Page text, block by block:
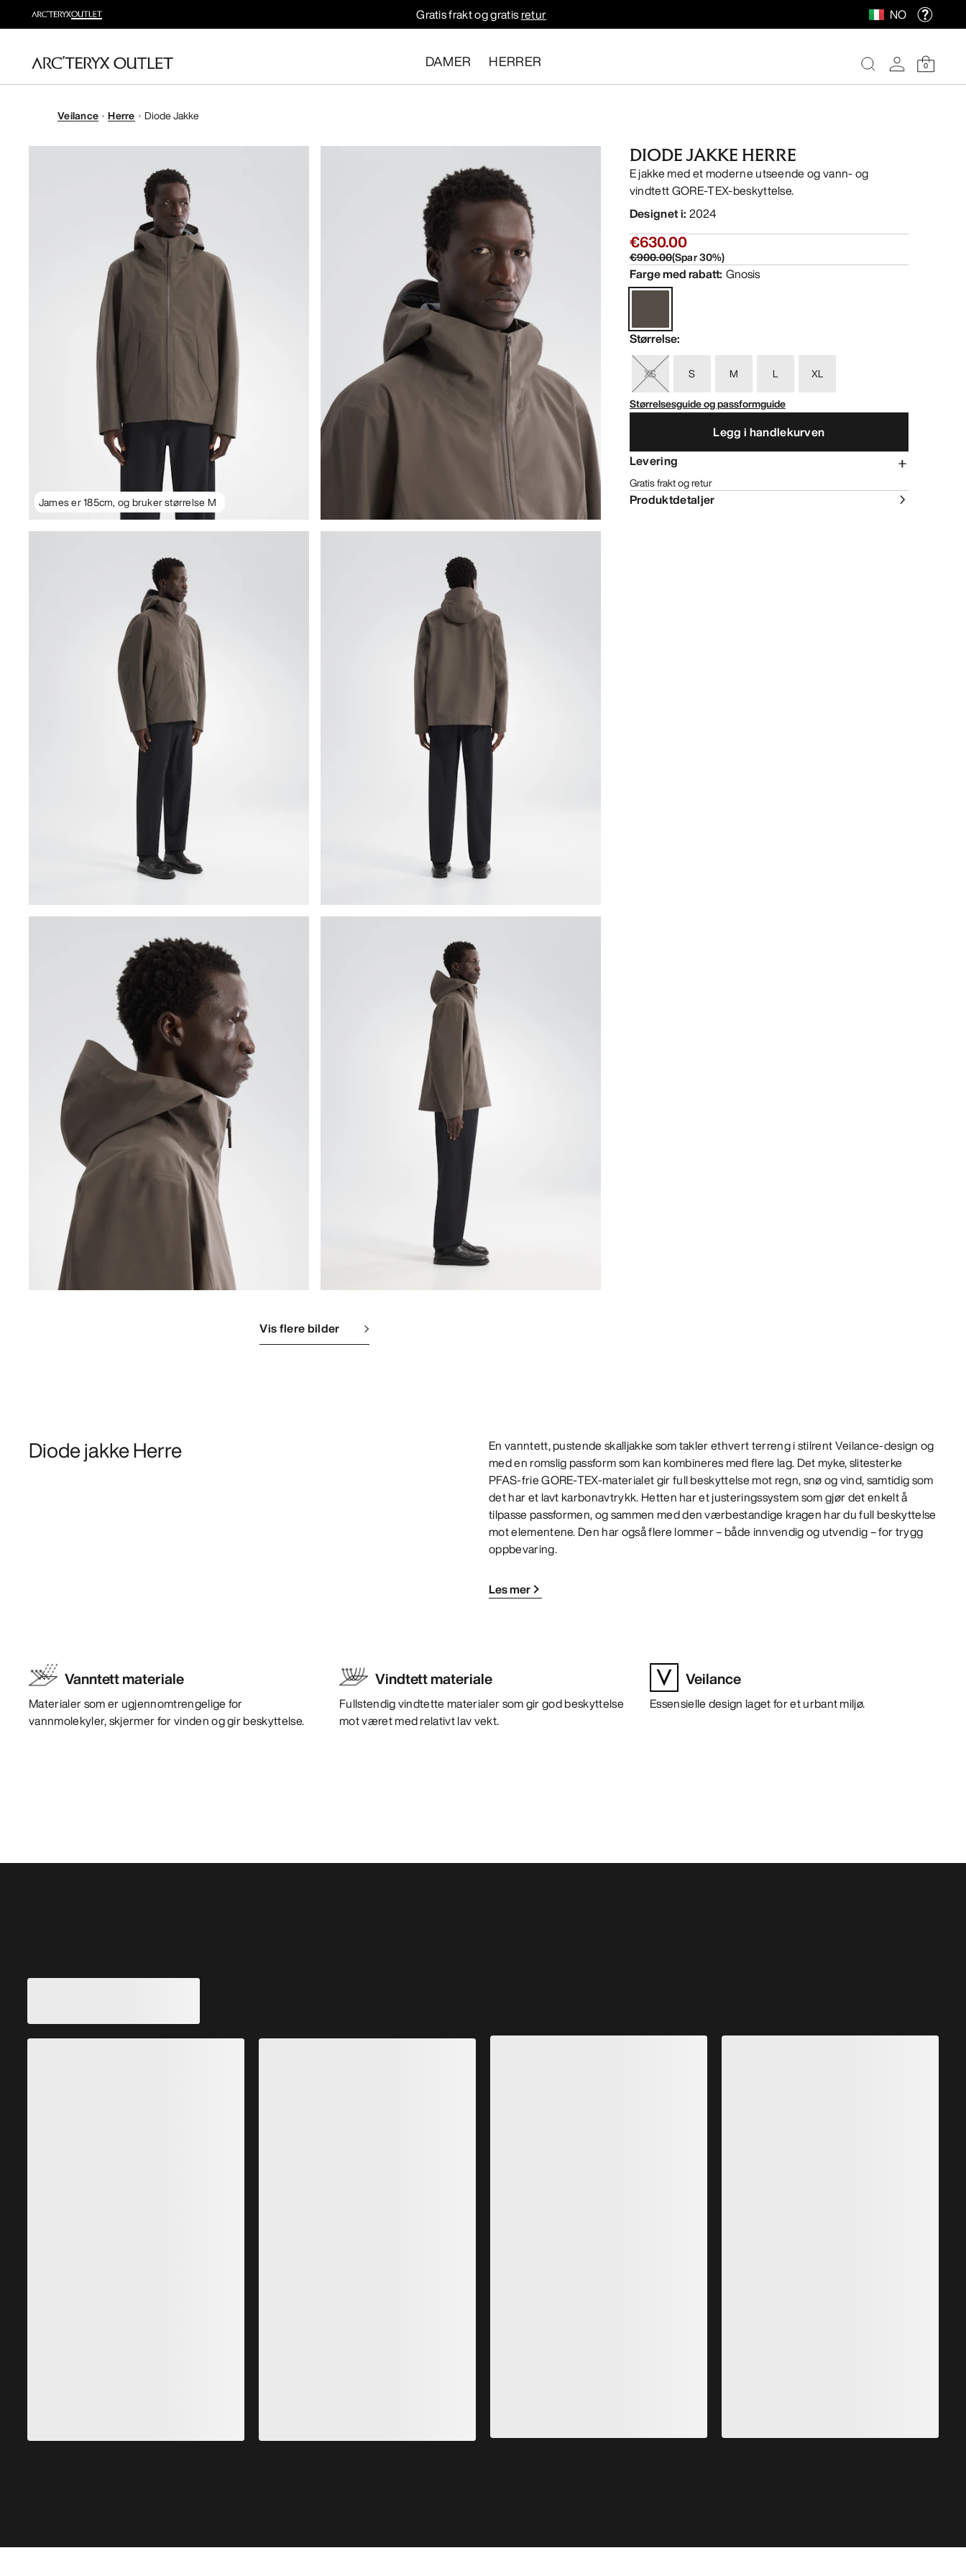
Gratis frakt og gratisretur NO
DAMER HERRER 0
Veilance Herre Diode Jakke
James er 185cm, og bruker størrelse M
Vis flere bilder
DIODE JAKKE HERRE
E jakke med et moderne utseende og vann- og
vindtett GORE-TEX-beskyttelse.
Designet i: 2024
€630.00
€900.00(Spar30%)
Farge med rabatt: Gnosis
Størrelse:
XS S M L
XL
Størrelsesguide og passformguide
Legg i handlekurven
Levering
Gratis frakt og retur
Produktdetaljer
Diode jakke Herre
En vanntett, pustende skalljakke som takler ethvert terreng i stilrent Veilance-design og
med en romslig passform som kan kombineres med flere lag. Det myke, slitesterke
PFAS-frie GORE-TEX-materialet gir full beskyttelse mot regn, snø og vind, samtidig som
det har et lavt karbonavtrykk. Hetten har et justeringssystem som gjør det enkelt å
tilpasse passformen, og sammen med den værbestandige kragen har du full beskyttelse
mot elementene. Den har også flere lommer – både innvendig og utvendig – for trygg
oppbevaring.
Les mer
Vanntett materiale
Materialer som er ugjennomtrengelige for
vannmolekyler, skjermer for vinden og gir beskyttelse.
Vindtett materiale
Fullstendig vindtette materialer som gir god beskyttelse
mot været med relativt lav vekt.
Veilance
Essensielle design laget for et urbant miljø.